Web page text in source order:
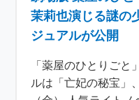
茉莉也演じる謎の
ジュアルが公開
「薬屋のひとりご
ルは「亡妃の秘宝」